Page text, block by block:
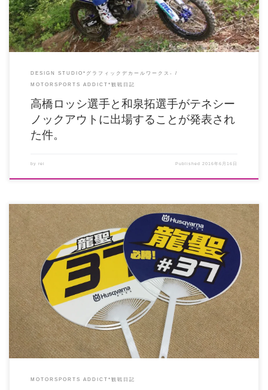
DESIGN STUDIO*グラフィックデカールワークス-
MOTORSPORTS ADDICT*観戦日記
高橋ロッシ選手と和泉拓選手がテネシー
ノックアウトに出場することが発表され
た件。
by rei Published2016年6月16日
ウッズ下市で開催されたモトクロス近畿戦に、IB下村里駆選手とNA田村龍星
選手の応援に行 […]
MOTORSPORTS ADDICT*観戦日記